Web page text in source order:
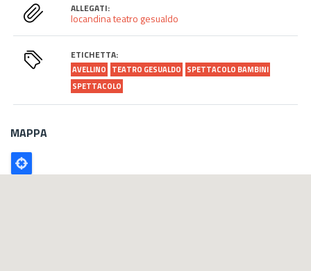
ALLEGATI:
locandina teatro gesualdo
ETICHETTA:
AVELLINO TEATRO GESUALDO
SPETTACOLO BAMBINI
SPETTACOLO
MAPPA
Poligono
GEO